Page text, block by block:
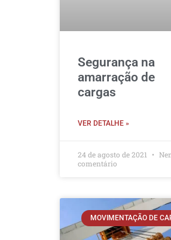
Segurança na
amarração de
cargas
VER DETALHE »
24 de agosto de 2021
comentário
MOVIMENTAÇÃO DE